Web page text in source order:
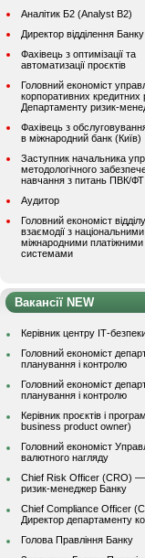
Аналітик Б2 (Analyst B2)
Директор відділення Банку
Фахівець з оптимізації та
автоматизації проєктів
Головний економіст
корпоративних кредитних
Департаменту ризик-
Фахівець з обслуговування
в міжнародний банк (Київ)
Заступник начальника
методологічного
навчання з питань ПВК/ФТ
Аудитор
Головний економіст
взаємодії з
міжнародними платіжними
системами
Вакансії NEW
Керівник центру ІТ-
Головний економіст
планування і контролю
Головний економіст
планування і контролю
Керівник проєктів і
business product owner)
Головний економіст
валютного нагляду
Chief Risk Officer (CRO) —
ризик-менеджер Банку
Chief Compliance Officer
Директор департаменту
Голова Правління Банку